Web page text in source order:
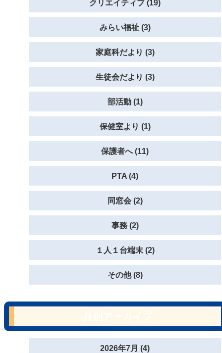
クリエイティブ (19)
みらい福祉 (3)
家庭科だより (3)
生徒会だより (3)
部活動 (1)
保健室より (1)
保護者へ (11)
PTA (4)
同窓会 (2)
事務 (2)
１人１台端末 (2)
その他 (8)
2026年7月 (4)